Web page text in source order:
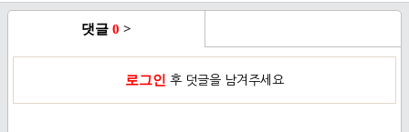
댓글 0 >
로그인 후 덧글을 남겨주세요